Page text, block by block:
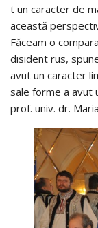
t un caracter de
această
Făceam o
disident rus,
avut un caracter
sale forme a avut
prof. univ. dr.